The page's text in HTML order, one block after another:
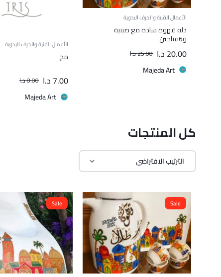
الأعمال الفنية والحرف اليدوية
دلة قهوة سادة مع صينية
و6فناحين
25.00د.ا 20.00 د.ا
Majeda Art
الأعمال الفنية والحرف اليدوية
مج
8.00د.ا 7.00 د.ا
Majeda Art
كل المنتجات
Sale
Sale